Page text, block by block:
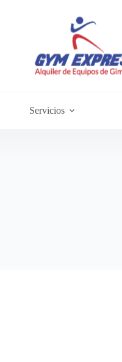
Servicios